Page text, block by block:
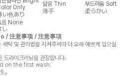
Only
い色あり
얇음 Thin
薄手
부드러움 Soft
柔らかい
음 None
し
/ 注意事项 / 注意事項
탁 및 관리법을 지켜주셔야 더 오래 예쁘게 입으실
드라이크리닝을 권장합니다.
on the first wash.
。